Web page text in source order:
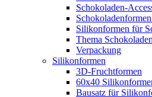
Schokoladen-
Silikonformen für
Thema
Verpackung
Silikonformen
3D-Fruchtformen
60x40
Bausatz für